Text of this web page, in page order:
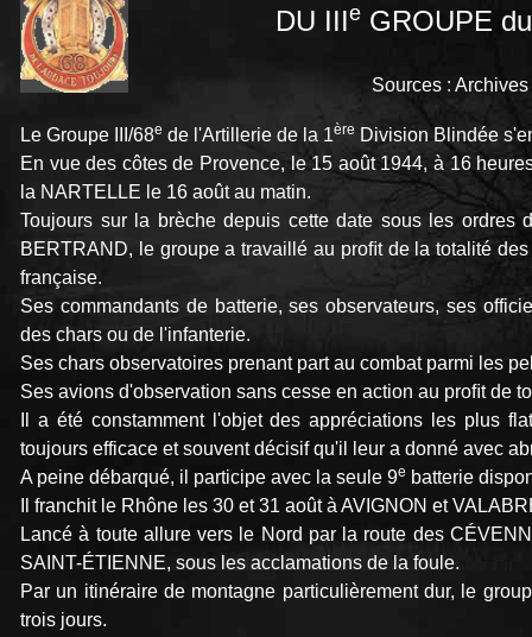
DU IIIe GROUPE
Sources :
Le Groupe III/68e de l'Artillerie de la 1ère Division Blindée
En vue des côtes de Provence, le 15 août 1944, à 16
la NARTELLE le 16 août au matin.
Toujours sur la brèche depuis cette date sous les ordres
BERTRAND, le groupe a travaillé au proﬁt de la totalité
française.
Ses commandants de batterie, ses observateurs, ses
des chars ou de l'infanterie.
Ses chars observatoires prenant part au combat parmi les
Ses avions d'observation sans cesse en action au proﬁt de
Il a été constamment l'objet des appréciations les plus
toujours efficace et souvent décisif qu'il leur a donné avec
A peine débarqué, il participe avec la seule 9e batterie
Il franchit le Rhône les 30 et 31 août à AVIGNON et
Lancé à toute allure vers le Nord par la route des
SAINT-ÉTIENNE, sous les acclamations de la foule.
Par un itinéraire de montagne particulièrement dur, le
trois jours.